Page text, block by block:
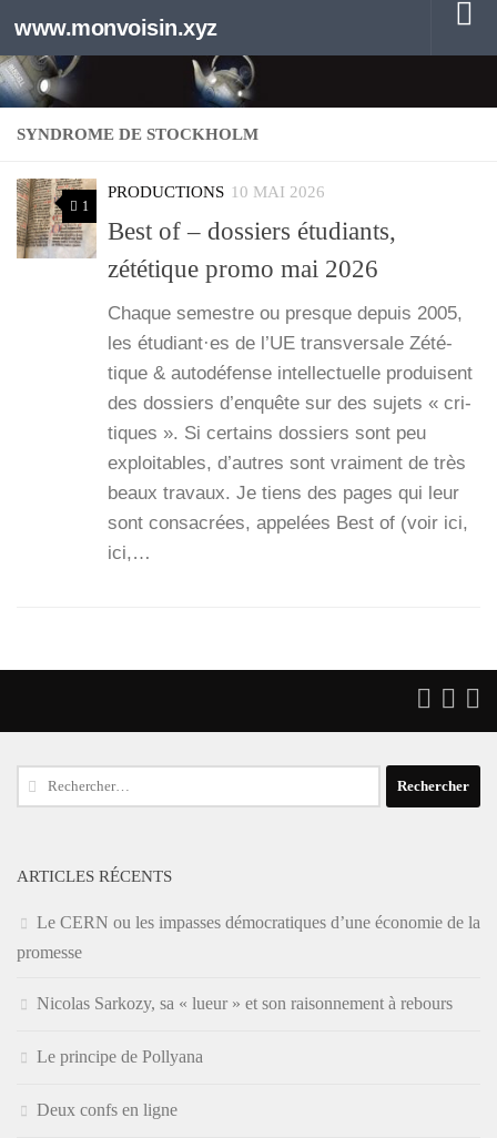
Au dessous du contenu
www.monvoisin.xyz
SYNDROME DE STOCKHOLM
1
PRODUCTIONS 10 MAI 2026
Best of – dossiers étudiants,
zététique promo mai 2026
Chaque semestre ou presque depuis 2005,
les étudiant·es de l’UE trans­ver­sale Zété­
tique & auto­dé­fense intel­lec­tuelle pro­duisent
des dos­siers d’enquête sur des sujets « cri­
tiques ». Si cer­tains dos­siers sont peu
exploi­tables, d’autres sont vrai­ment de très
beaux tra­vaux. Je tiens des pages qui leur
sont consa­crées, appe­lées Best of (voir ici,
ici,…
Rechercher :
ARTICLES RÉCENTS
Le CERN ou les impasses démocratiques d’une économie de la
promesse
Nicolas Sarkozy, sa « lueur » et son raisonnement à rebours
Le principe de Pollyana
Deux confs en ligne